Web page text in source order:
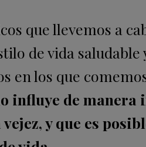
que llevemos a
de vida saludable
en los que
influye de manera
y que es